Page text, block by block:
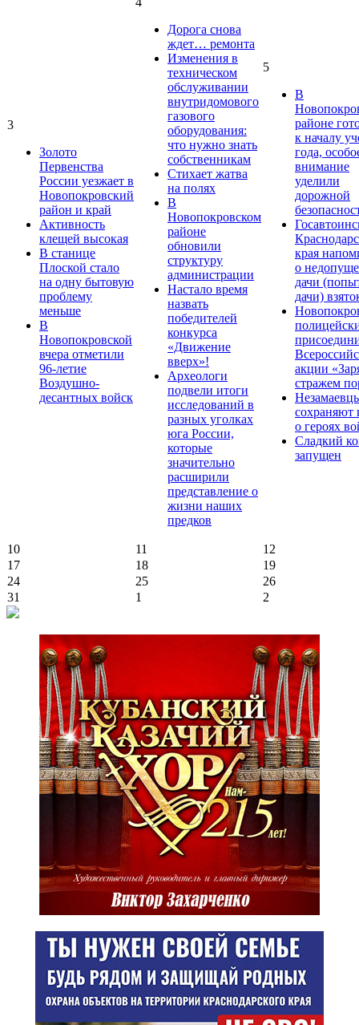
3
Золото
Первенства
России уезжает в
Новопокровский
район и край
Активность
клещей высокая
В станице
Плоской стало
на одну бытовую
проблему
меньше
В
Новопокровской
вчера отметили
96-летие
Воздушно-
десантных войск
Дорога снова
ждет… ремонта
Изменения в
техническом
обслуживании
внутридомового
газового
оборудования:
что нужно знать
собственникам
Стихает жатва
на полях
В
Новопокровском
районе
обновили
структуру
администрации
Настало время
назвать
победителей
конкурса
«Движение
вверх»!
Археологи
подвели итоги
исследований в
разных уголках
юга России,
которые
значительно
расширили
представление о
жизни наших
предков
5
В
районе
к началу
года,
внимание
уделили
дорожной
края
о
дачи
дачи)
акции
стражем
сохраняют
о героях
Сладкий
запущен
10 11
12
17
18
19
24
25
26
31
1 2